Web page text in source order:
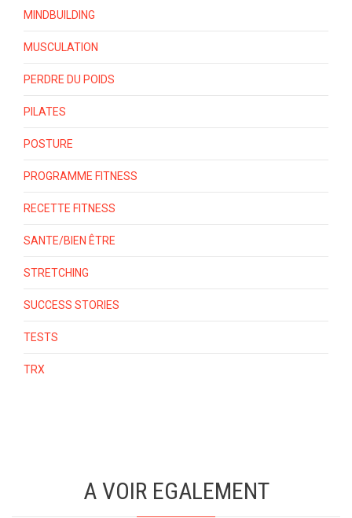
MINDBUILDING
MUSCULATION
PERDRE DU POIDS
PILATES
POSTURE
PROGRAMME FITNESS
RECETTE FITNESS
SANTE/BIEN ÊTRE
STRETCHING
SUCCESS STORIES
TESTS
TRX
A VOIR EGALEMENT